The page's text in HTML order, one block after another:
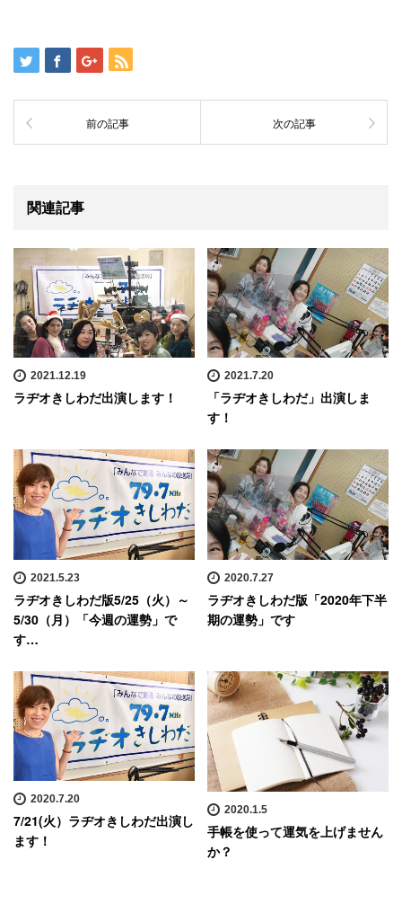
前の記事 次の記事
関連記事
2021.12.19
ラヂオきしわだ出演します！
2021.7.20
「ラヂオきしわだ」出演しま
す！
2021.5.23
ラヂオきしわだ版5/25（火）～
5/30（月）「今週の運勢」で
す…
2020.7.27
ラヂオきしわだ版「2020年下半
期の運勢」です
2020.7.20
7/21(火）ラヂオきしわだ出演し
ます！
2020.1.5
手帳を使って運気を上げません
か？